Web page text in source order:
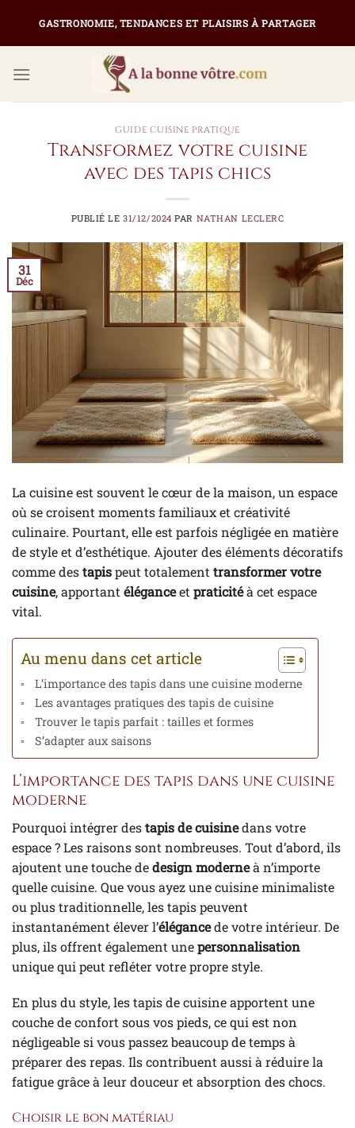
contenu
GASTRONOMIE, TENDANCES ET PLAISIRS À PARTAGER
GUIDE CUISINE PRATIQUE
Transformez votre cuisine
avec des tapis chics
PUBLIÉ LE31/12/2024 PAR NATHAN LECLERC
31
Déc
La cuisine est souvent le cœur de la maison, un espace
où se croisent moments familiaux et créativité
culinaire. Pourtant, elle est parfois négligée en matière
de style et d’esthétique. Ajouter des éléments décoratifs
comme destapispeut totalementtransformer votre
cuisine, apportantéléganceetpraticitéà cet espace
vital.
Au menu dans cet article
L’importance des tapis dans une cuisine moderne
Les avantages pratiques des tapis de cuisine
Trouver le tapis parfait : tailles et formes
S’adapter aux saisons
L’importance des tapis dans une cuisine
moderne
Pourquoi intégrer destapis de cuisinedans votre
espace ? Les raisons sont nombreuses. Tout d’abord, ils
ajoutent une touche dedesign moderneà n’importe
quelle cuisine. Que vous ayez une cuisine minimaliste
ou plus traditionnelle, les tapis peuvent
instantanément élever l’élégancede votre intérieur. De
plus, ils offrent également unepersonnalisation
unique qui peut refléter votre propre style.
En plus du style, les tapis de cuisine apportent une
couche de confort sous vos pieds, ce qui est non
négligeable si vous passez beaucoup de temps à
préparer des repas. Ils contribuent aussi à réduire la
fatigue grâce à leur douceur et absorption des chocs.
Choisir le bon matériau